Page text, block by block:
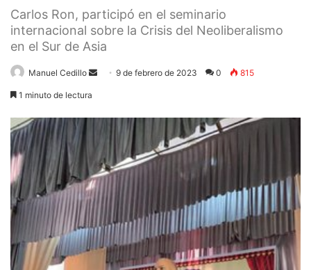
Carlos Ron, participó en el seminario
internacional sobre la Crisis del Neoliberalismo
en el Sur de Asia
Manuel Cedillo
Send9 de febrero de 2023 0 815
1 minuto de lectura